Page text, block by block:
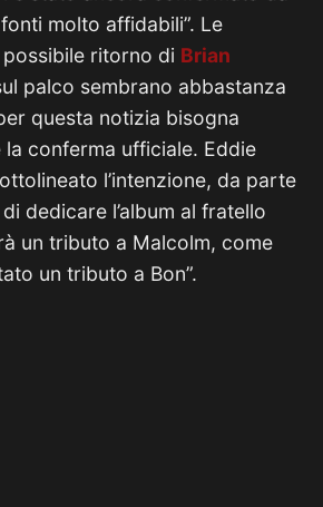
molto affidabili”. Le
ritorno di Brian
palco sembrano abbastanza
questa notizia bisogna
conferma ufficiale. Eddie
l’intenzione, da parte
di dedicare l’album al fratello
un tributo a Malcolm, come
un tributo a Bon”.